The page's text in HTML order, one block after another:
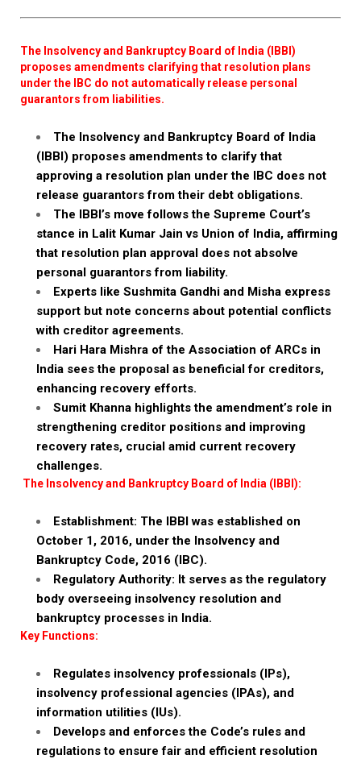
The Insolvency and Bankruptcy Board of India (IBBI)
proposes amendments clarifying that resolution plans
under the IBC do not automatically release personal
guarantors from liabilities.
The Insolvency and Bankruptcy Board of India
(IBBI) proposes amendments to clarify that
approving a resolution plan under the IBC does not
release guarantors from their debt obligations.
The IBBI’s move follows the Supreme Court’s
stance in Lalit Kumar Jain vs Union of India, affirming
that resolution plan approval does not absolve
personal guarantors from liability.
Experts like Sushmita Gandhi and Misha express
support but note concerns about potential conflicts
with creditor agreements.
Hari Hara Mishra of the Association of ARCs in
India sees the proposal as beneficial for creditors,
enhancing recovery efforts.
Sumit Khanna highlights the amendment’s role in
strengthening creditor positions and improving
recovery rates, crucial amid current recovery
challenges.
The Insolvency and Bankruptcy Board of India (IBBI):
Establishment: The IBBI was established on
October 1, 2016, under the Insolvency and
Bankruptcy Code, 2016 (IBC).
Regulatory Authority: It serves as the regulatory
body overseeing insolvency resolution and
bankruptcy processes in India.
Key Functions:
Regulates insolvency professionals (IPs),
insolvency professional agencies (IPAs), and
information utilities (IUs).
Develops and enforces the Code’s rules and
regulations to ensure fair and efficient resolution